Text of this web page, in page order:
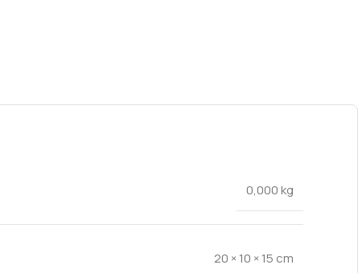
0,000 kg
20 × 10 × 15 cm